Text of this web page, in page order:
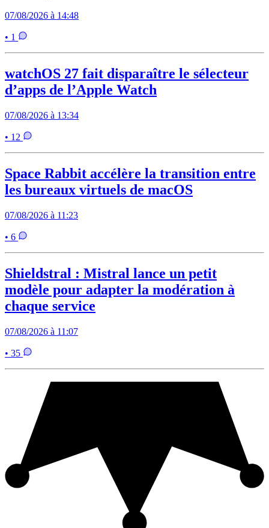
07/08/2026 à 14:48
• 1
watchOS 27 fait disparaître le sélecteur
d’apps de l’Apple Watch
07/08/2026 à 13:34
• 12
Space Rabbit accélère la transition entre
les bureaux virtuels de macOS
07/08/2026 à 11:23
• 6
Shieldstral : Mistral lance un petit
modèle pour adapter la modération à
chaque service
07/08/2026 à 11:07
• 35